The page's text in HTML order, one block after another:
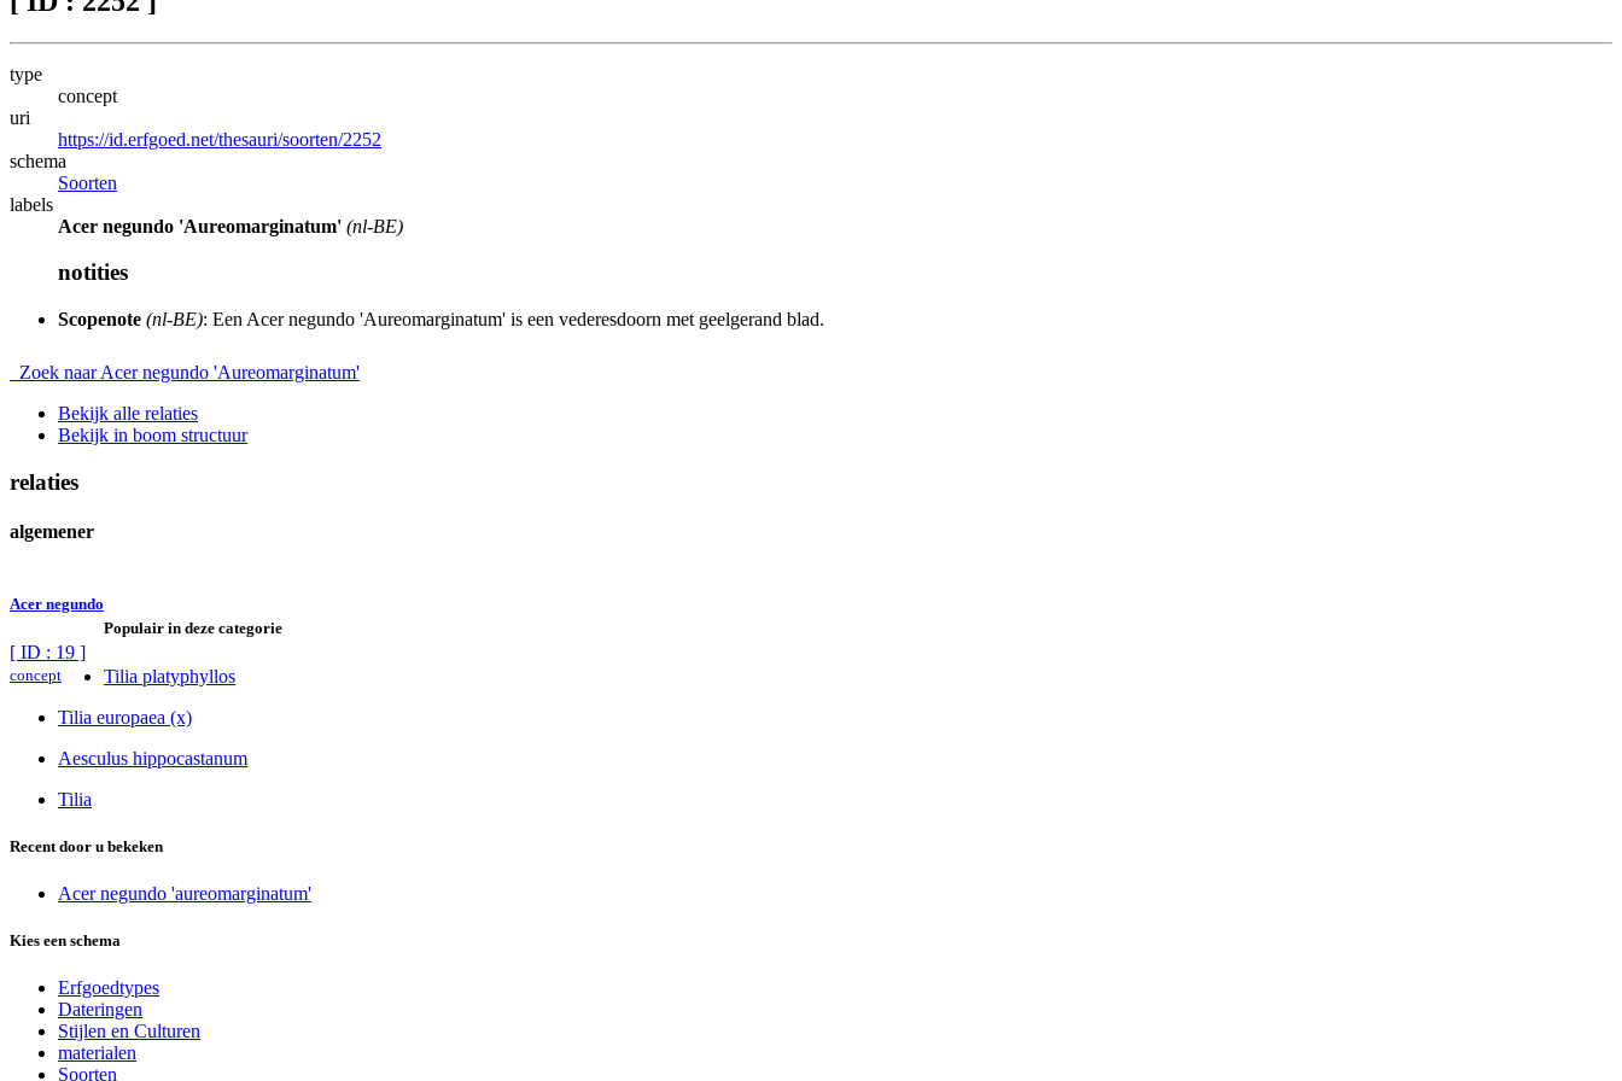
type
concept
uri
https://id.erfgoed.net/thesauri/soorten/2252
schema
Soorten
labels
Acer negundo 'Aureomarginatum' (nl-BE)
notities
Scopenote (nl-BE): Een Acer negundo 'Aureomarginatum' is een vederesdoorn met geelgerand blad.
Zoek naar Acer negundo 'Aureomarginatum'
Bekijk alle relaties
Bekijk in boom structuur
relaties
algemener
Acer negundo
[ ID : 19 ]
concept
Populair in deze categorie
Tilia platyphyllos
Tilia europaea (x)
Aesculus hippocastanum
Tilia
Recent door u bekeken
Acer negundo 'aureomarginatum'
Kies een schema
Erfgoedtypes
Dateringen
Stijlen en Culturen
materialen
Soorten